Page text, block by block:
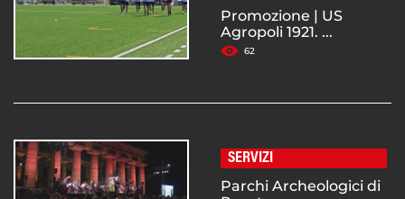
Promozione | US
Agropoli 1921. ...
62
SERVIZI
Parchi Archeologici di